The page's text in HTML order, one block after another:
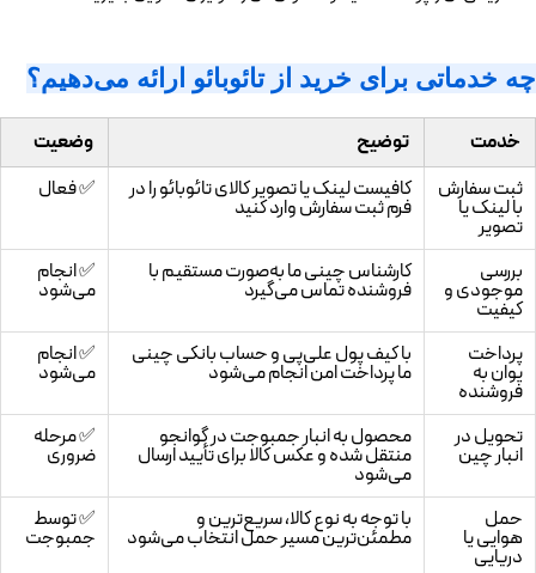
چه خدماتی برای خرید از تائوبائو ارائه می‌دهیم؟
خدمت توضیح
وضعیت
ثبت سفارش
با لینک یا
تصویر
کافیست لینک یا تصویر کالای تائوبائو را در
فرم ثبت سفارش وارد کنید
✅ فعال
بررسی
موجودی و
کیفیت
کارشناس چینی ما به‌صورت مستقیم با
فروشنده تماس می‌گیرد
✅ انجام
می‌شود
پرداخت
یوان به
فروشنده
با کیف پول علی‌پی و حساب بانکی چینی
ما پرداخت امن انجام می‌شود
✅ انجام
می‌شود
تحویل در
انبار چین
محصول به انبار جمبوجت در گوانجو
منتقل شده و عکس کالا برای تأیید ارسال
می‌شود
✅ مرحله
ضروری
حمل
هوایی یا
دریایی
با توجه به نوع کالا، سریع‌ترین و
مطمئن‌ترین مسیر حمل انتخاب می‌شود
✅ توسط
جمبوجت